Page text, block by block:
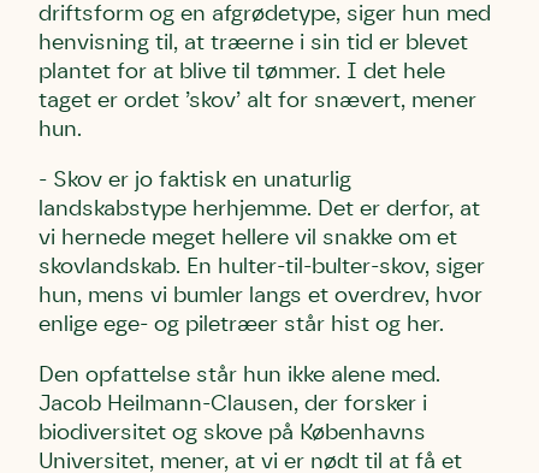
driftsform og en afgrødetype, siger hun med
henvisning til, at træerne i sin tid er blevet
plantet for at blive til tømmer. I det hele
taget er ordet ’skov’ alt for snævert, mener
hun.
- Skov er jo faktisk en unaturlig
landskabstype herhjemme. Det er derfor, at
vi hernede meget hellere vil snakke om et
skovlandskab. En hulter-til-bulter-skov, siger
hun, mens vi bumler langs et overdrev, hvor
enlige ege- og piletræer står hist og her.
Den opfattelse står hun ikke alene med.
Jacob Heilmann-Clausen, der forsker i
biodiversitet og skove på Københavns
Universitet, mener, at vi er nødt til at få et